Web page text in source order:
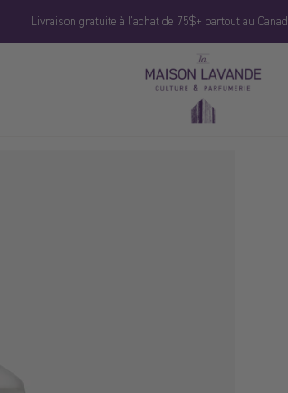
Livraison gratuite à l'achat de 75$+ partout au
La
Maison
Lavande